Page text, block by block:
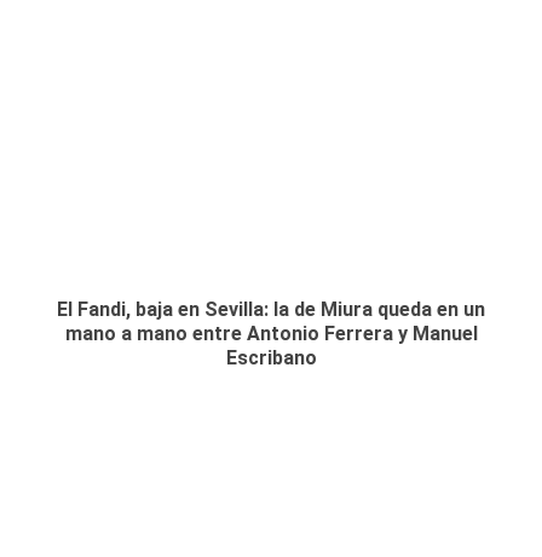
El Fandi, baja en Sevilla: la de Miura queda en un
mano a mano entre Antonio Ferrera y Manuel
Escribano